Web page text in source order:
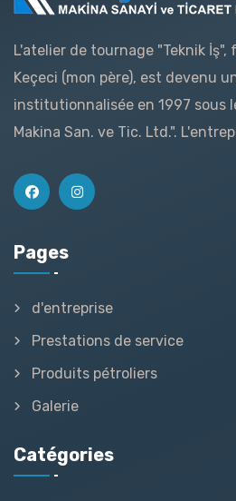
L'atelier de tournage "Teknik İş",
Keçeci (mon père), est devenu
institutionnalisée en 1997 sous
Makina San. ve Tic. Ltd.".
Pages
d'entreprise
Prestations de service
Produits pétroliers
Galerie
Catégories